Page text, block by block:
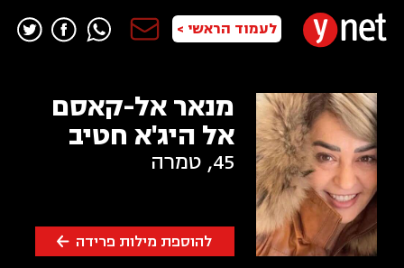
לעמוד הראשי >
להוספת מילות פרידה
מנאר אל-קאסם
אל היג'א חטיב
45
, טמרה